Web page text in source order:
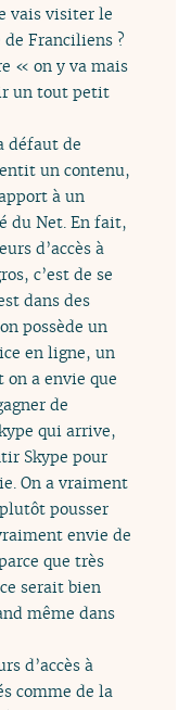
vais visiter le
Franciliens ?
« on y va mais
un tout petit
défaut de
un contenu,
à un
du Net. En fait,
d’accès à
c’est de se
dans des
possède un
en ligne, un
a envie que
de
qui arrive,
Skype pour
On a vraiment
pousser
envie de
que très
serait bien
même dans
d’accès à
comme de la